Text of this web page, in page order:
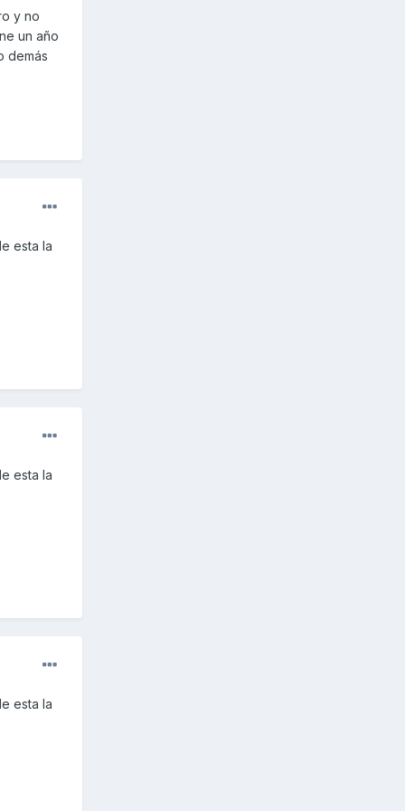
y no
un año
demás
esta la
esta la
esta la